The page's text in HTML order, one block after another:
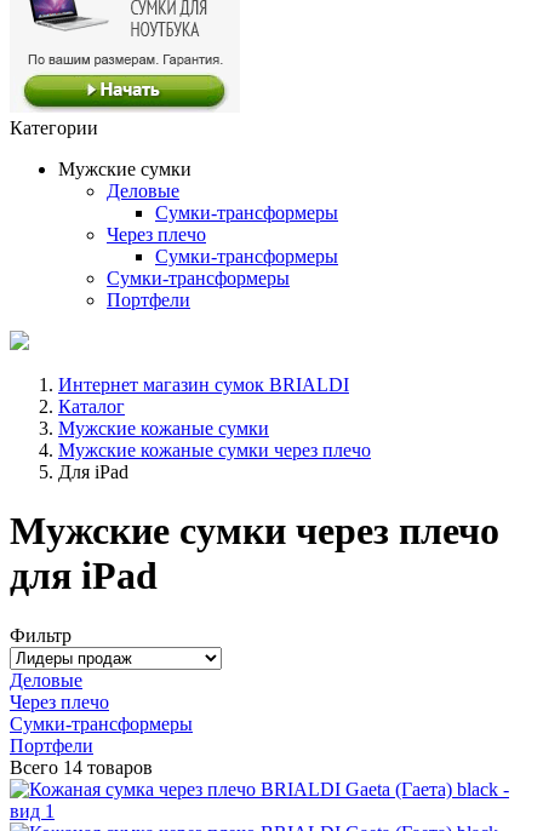
Категории
Мужские сумки
Деловые
Сумки-трансформеры
Через плечо
Сумки-трансформеры
Сумки-трансформеры
Портфели
Интернет магазин сумок BRIALDI
Каталог
Мужские кожаные сумки
Мужские кожаные сумки через плечо
Для iPad
Мужские сумки через плечо
для iPad
Фильтр
Деловые
Через плечо
Сумки-трансформеры
Портфели
Всего 14 товаров